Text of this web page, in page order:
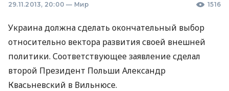
29.11.2013, 20:00 — Мир 1516
Украина должна сделать окончательный выбор
относительно вектора развития своей внешней
политики. Соответствующее заявление сделал
второй Президент Польши Александр
Квасьневский в Вильнюсе.